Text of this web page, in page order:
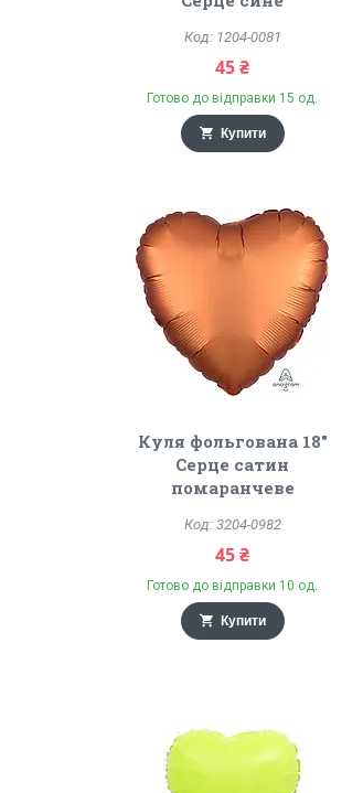
1204-0081
45 ₴
Готово до відправки 15 од.
Купити
Куля фольгована 18"
Серце сатин
помаранчеве
3204-0982
45 ₴
Готово до відправки 10 од.
Купити